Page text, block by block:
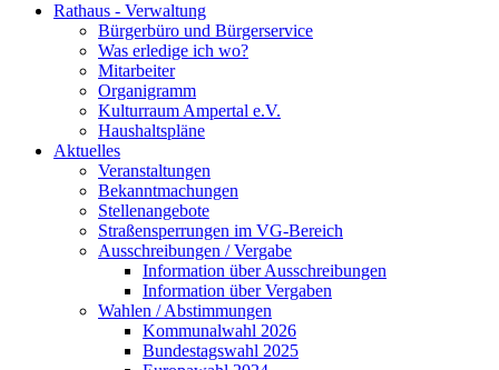
Rathaus - Verwaltung
Bürgerbüro und Bürgerservice
Was erledige ich wo?
Mitarbeiter
Organigramm
Kulturraum Ampertal e.V.
Haushaltspläne
Aktuelles
Veranstaltungen
Bekanntmachungen
Stellenangebote
Straßensperrungen im VG-Bereich
Ausschreibungen / Vergabe
Information über Ausschreibungen
Information über Vergaben
Wahlen / Abstimmungen
Kommunalwahl 2026
Bundestagswahl 2025